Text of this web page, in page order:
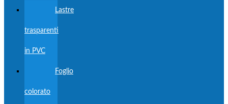
Lastre
trasparenti
in PVC
Foglio
colorato